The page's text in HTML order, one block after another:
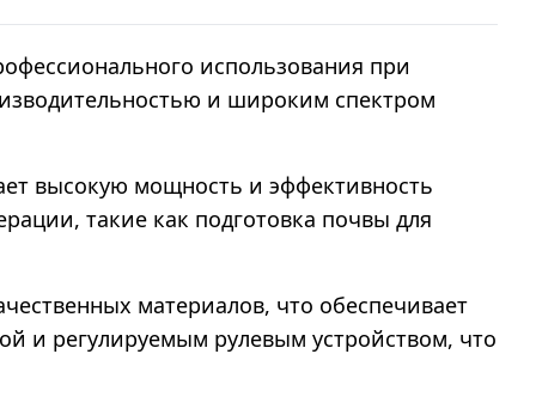
использования при
и широким спектром
высокую мощность и эффективность
такие как подготовка почвы для
материалов, что обеспечивает
и регулируемым рулевым устройством, что